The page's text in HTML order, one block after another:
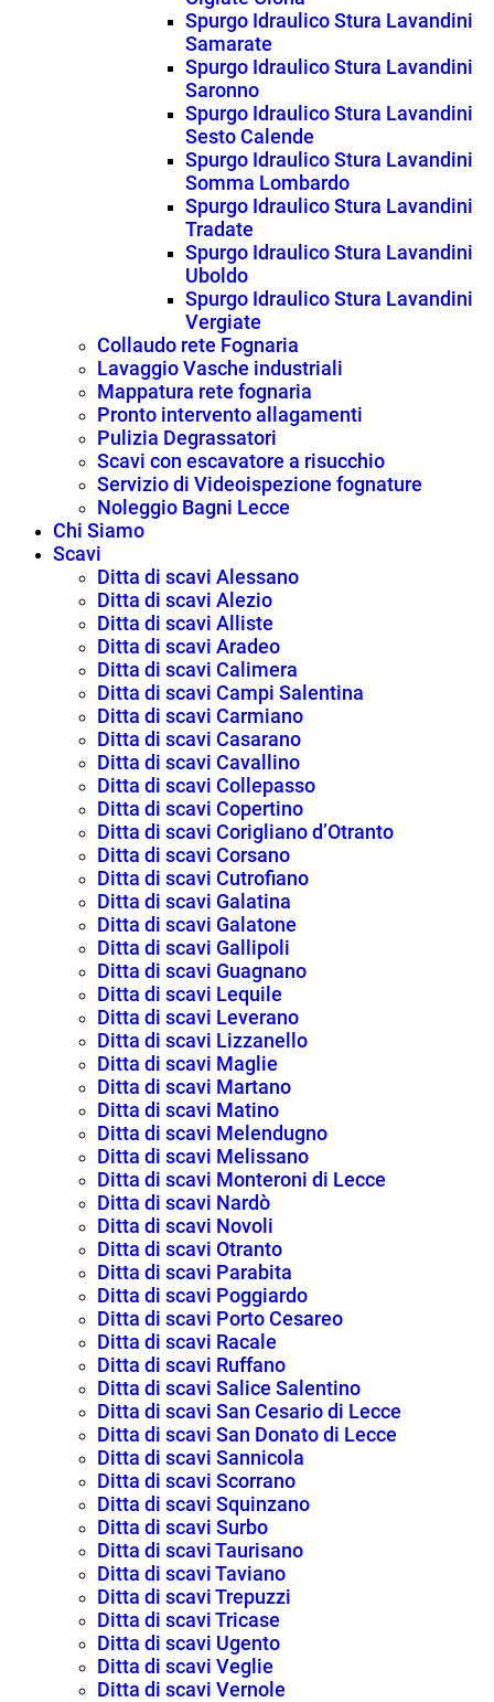
Spurgo Idraulico Stura Lavandini
Samarate
Spurgo Idraulico Stura Lavandini
Saronno
Spurgo Idraulico Stura Lavandini
Sesto Calende
Spurgo Idraulico Stura Lavandini
Somma Lombardo
Spurgo Idraulico Stura Lavandini
Tradate
Spurgo Idraulico Stura Lavandini
Uboldo
Spurgo Idraulico Stura Lavandini
Vergiate
Collaudo rete Fognaria
Lavaggio Vasche industriali
Mappatura rete fognaria
Pronto intervento allagamenti
Pulizia Degrassatori
Scavi con escavatore a risucchio
Servizio di Videoispezione fognature
Noleggio Bagni Lecce
Chi Siamo
Scavi
Ditta di scavi Alessano
Ditta di scavi Alezio
Ditta di scavi Alliste
Ditta di scavi Aradeo
Ditta di scavi Calimera
Ditta di scavi Campi Salentina
Ditta di scavi Carmiano
Ditta di scavi Casarano
Ditta di scavi Cavallino
Ditta di scavi Collepasso
Ditta di scavi Copertino
Ditta di scavi Corigliano d’Otranto
Ditta di scavi Corsano
Ditta di scavi Cutrofiano
Ditta di scavi Galatina
Ditta di scavi Galatone
Ditta di scavi Gallipoli
Ditta di scavi Guagnano
Ditta di scavi Lequile
Ditta di scavi Leverano
Ditta di scavi Lizzanello
Ditta di scavi Maglie
Ditta di scavi Martano
Ditta di scavi Matino
Ditta di scavi Melendugno
Ditta di scavi Melissano
Ditta di scavi Monteroni di Lecce
Ditta di scavi Nardò
Ditta di scavi Novoli
Ditta di scavi Otranto
Ditta di scavi Parabita
Ditta di scavi Poggiardo
Ditta di scavi Porto Cesareo
Ditta di scavi Racale
Ditta di scavi Ruffano
Ditta di scavi Salice Salentino
Ditta di scavi San Cesario di Lecce
Ditta di scavi San Donato di Lecce
Ditta di scavi Sannicola
Ditta di scavi Scorrano
Ditta di scavi Squinzano
Ditta di scavi Surbo
Ditta di scavi Taurisano
Ditta di scavi Taviano
Ditta di scavi Trepuzzi
Ditta di scavi Tricase
Ditta di scavi Ugento
Ditta di scavi Veglie
Ditta di scavi Vernole